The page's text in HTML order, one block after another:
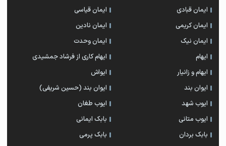
ایمان قبادی
ایمان قیاسی
ایمان کریمی
ایمان نادین
ایمان نیک
ایمان وحدت
ایهام
ایهام کاری از فرشاد جمشیدی
ایهام و زانیار
ایواش
ایوان بند
ایوان بند (حسین شریفی)
ایوب شهد
ایوب طغان
ایوب متانی
بابک ایمانی
بابک بردان
بابک پرمی